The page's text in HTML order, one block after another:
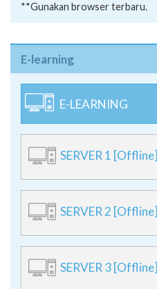
**Gunakan browser terbaru.
E-learning
E-LEARNING
SERVER 1 [Offline]
SERVER 2 [Offline]
SERVER 3 [Offline]